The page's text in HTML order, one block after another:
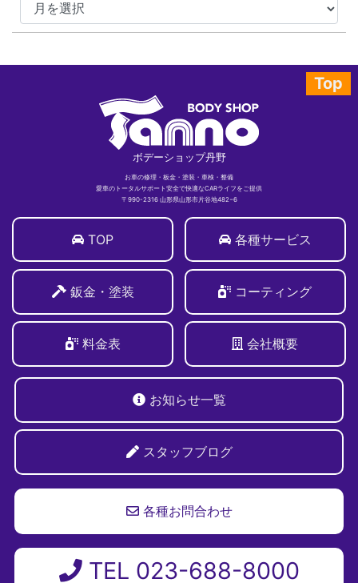
Top
ボデーショップ丹野
お車の修理・板金・塗装・車検・整備
愛車のトータルサポート安全で快適なCARライフをご提供
〒990-2316 山形県山形市片谷地482−6
TOP 各種サービス
鈑金・塗装 コーティング
料金表 会社概要
お知らせ一覧
スタッフブログ
各種お問合わせ
TEL 023-688-8000